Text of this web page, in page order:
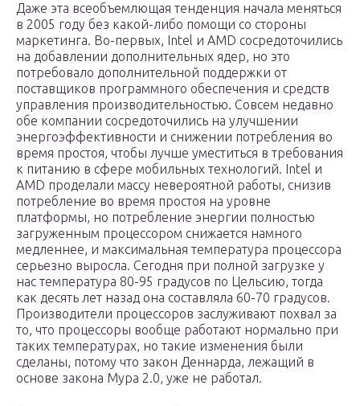
Даже эта всеобъемлющая тенденция начала меняться
в 2005 году без какой-либо помощи со стороны
маркетинга. Во-первых, Intel и AMD сосредоточились
на добавлении дополнительных ядер, но это
потребовало дополнительной поддержки от
поставщиков программного обеспечения и средств
управления производительностью. Совсем недавно
обе компании сосредоточились на улучшении
энергоэффективности и снижении потребления во
время простоя, чтобы лучше уместиться в требования
к питанию в сфере мобильных технологий. Intel и
AMD проделали массу невероятной работы, снизив
потребление во время простоя на уровне
платформы, но потребление энергии полностью
загруженным процессором снижается намного
медленнее, и максимальная температура процессора
серьезно выросла. Сегодня при полной загрузке у
нас температура 80-95 градусов по Цельсию, тогда
как десять лет назад она составляла 60-70 градусов.
Производители процессоров заслуживают похвал за
то, что процессоры вообще работают нормально при
таких температурах, но такие изменения были
сделаны, потому что закон Деннарда, лежащий в
основе закона Мура 2.0, уже не работал.